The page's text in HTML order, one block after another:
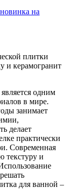
на
плитки
и керамогранит
одним
в мире.
занимает
делает
практически
Современная
текстуру и
для ванной –